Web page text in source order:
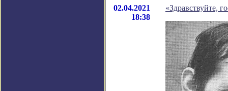
02.04.2021
18:38
«Здравствуйте,